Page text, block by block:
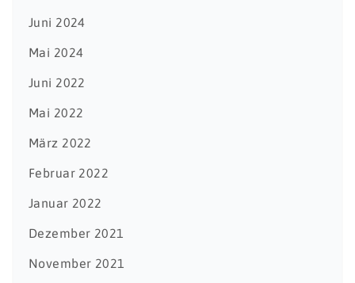
Juni 2024
Mai 2024
Juni 2022
Mai 2022
März 2022
Februar 2022
Januar 2022
Dezember 2021
November 2021